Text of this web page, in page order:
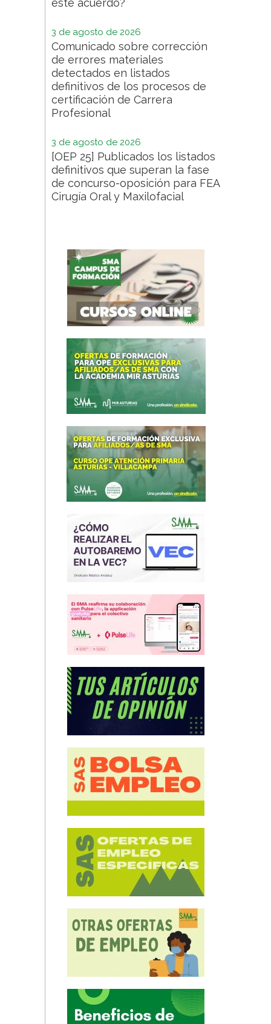
este acuerdo?
3 de agosto de 2026
Comunicado sobre corrección
de errores materiales
detectados en listados
definitivos de los procesos de
certificación de Carrera
Profesional
3 de agosto de 2026
[OEP 25] Publicados los listados
definitivos que superan la fase
de concurso-oposición para FEA
Cirugía Oral y Maxilofacial